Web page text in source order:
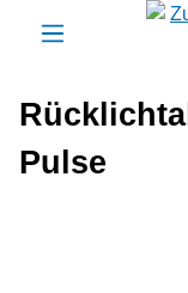
springen
Pulse